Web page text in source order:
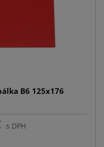
B6 125x176
s DPH